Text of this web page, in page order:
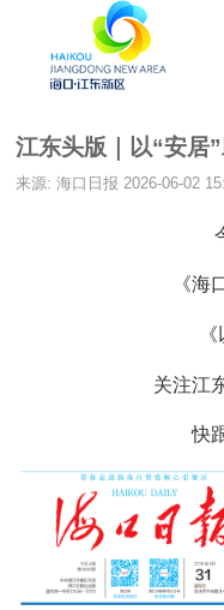
江东头版｜以“安居
来源: 海口日报 2026-06-02
《海
关注江
快